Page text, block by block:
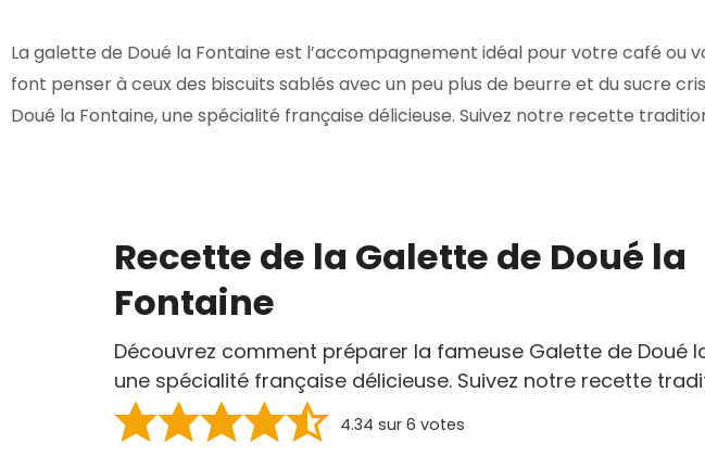
La galette de Doué la Fontaine est l’accompagnement idéal pour votre café ou
font penser à ceux des biscuits sablés avec un peu plus de beurre et du sucre
Doué la Fontaine, une spécialité française délicieuse. Suivez notre recette
Recette de la Galette de Doué la
Fontaine
Découvrez comment préparer la fameuse Galette de Doué
une spécialité française délicieuse. Suivez notre recette
4.34 sur 6 votes